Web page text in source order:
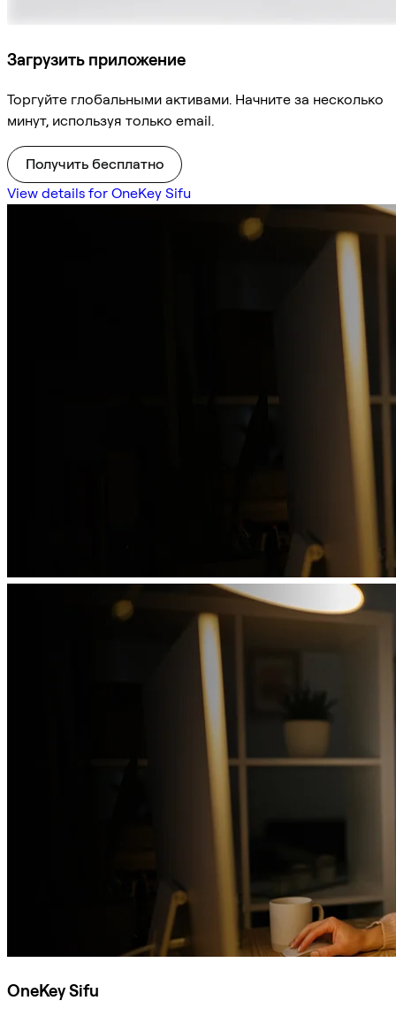
Загрузить приложение
Торгуйте глобальными активами. Начните за несколько
минут, используя только email.
Получить бесплатно
View details for OneKey Sifu
OneKey Sifu